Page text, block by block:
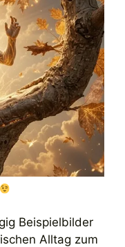
Beispielbilder
Alltag zum